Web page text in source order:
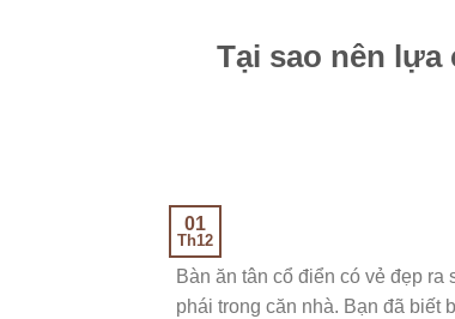
Tại sao nên lựa
01
Th12
Bàn ăn tân cổ điển có vẻ đẹp
phái trong căn nhà. Bạn đã biết